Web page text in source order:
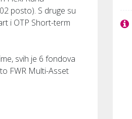
posto). S druge su
i OTP Short-term
svih je 6 fondova
FWR Multi-Asset